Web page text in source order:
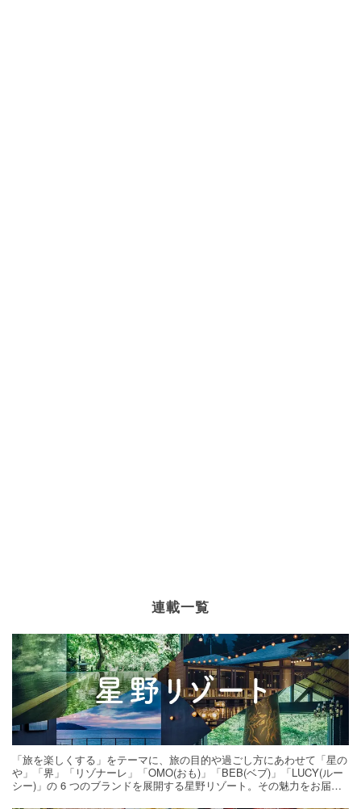
連載一覧
「旅を楽しくする」をテーマに、旅の目的や過ごし方にあわせて「星の
や」「界」「リゾナーレ」「OMO(おも)」「BEB(ベブ)」「LUCY(ルー
シー)」の 6 つのブランドを展開する星野リゾート。その魅力をお届け